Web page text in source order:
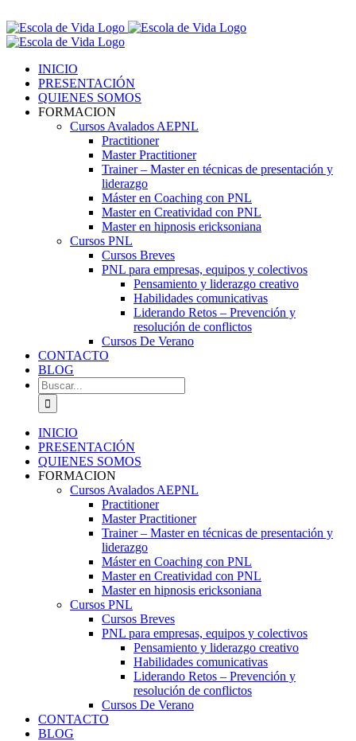
al
contenido
Facebook
Instagram
LinkedIn
INICIO
PRESENTACIÓN
QUIENES SOMOS
FORMACION
Cursos Avalados AEPNL
Practitioner
Master Practitioner
Trainer – Master en técnicas de presentación y
liderazgo
Máster en Coaching con PNL
Master en Creatividad con PNL
Master en hipnosis ericksoniana
Cursos PNL
Cursos Breves
PNL para empresas, equipos y colectivos
Pensamiento y liderazgo creativo
Habilidades comunicativas
Liderando Retos – Prevención y
resolución de conflictos
Cursos De Verano
CONTACTO
BLOG
Buscar:
INICIO
PRESENTACIÓN
QUIENES SOMOS
FORMACION
Cursos Avalados AEPNL
Practitioner
Master Practitioner
Trainer – Master en técnicas de presentación y
liderazgo
Máster en Coaching con PNL
Master en Creatividad con PNL
Master en hipnosis ericksoniana
Cursos PNL
Cursos Breves
PNL para empresas, equipos y colectivos
Pensamiento y liderazgo creativo
Habilidades comunicativas
Liderando Retos – Prevención y
resolución de conflictos
Cursos De Verano
CONTACTO
BLOG